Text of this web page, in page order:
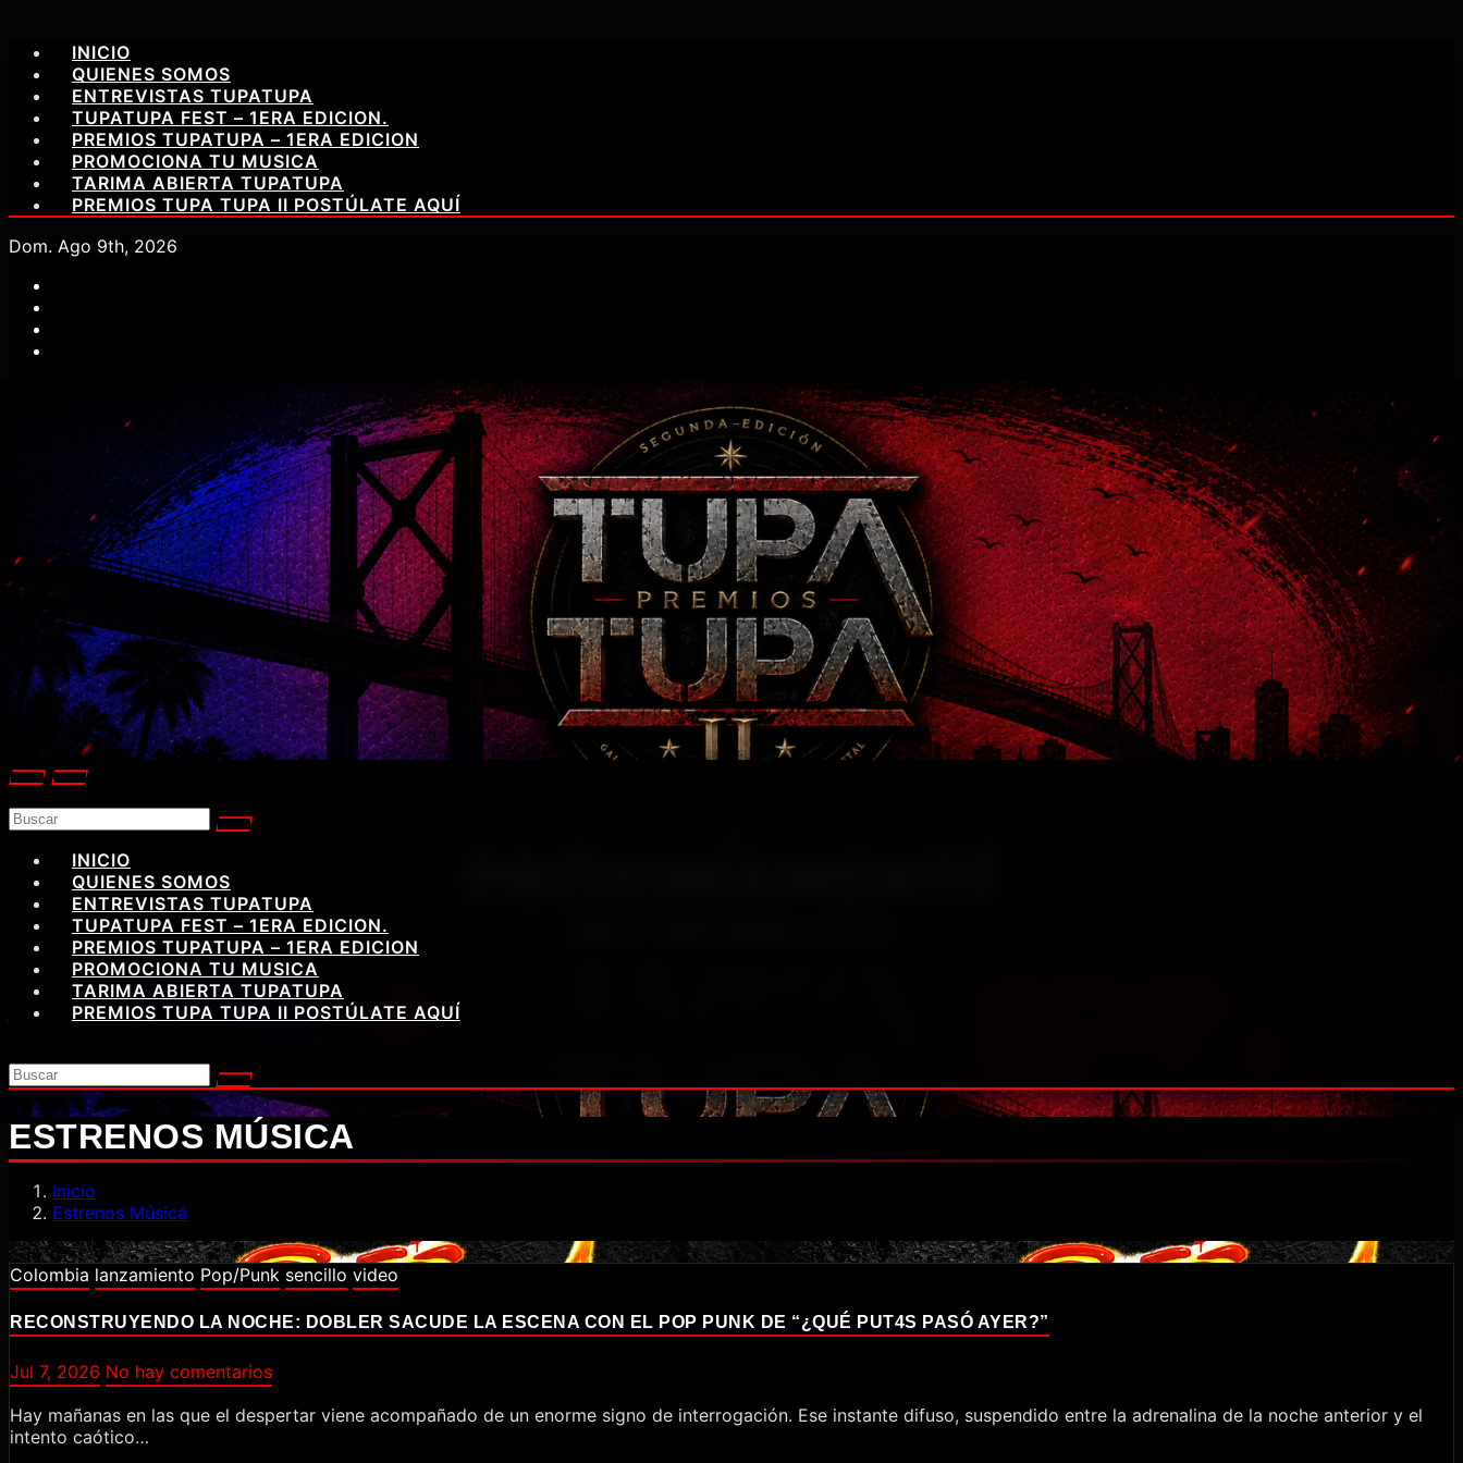
contenido
INICIO
QUIENES SOMOS
ENTREVISTAS TUPATUPA
TUPATUPA FEST – 1ERA EDICION.
PREMIOS TUPATUPA – 1ERA EDICION
PROMOCIONA TU MUSICA
TARIMA ABIERTA TUPATUPA
PREMIOS TUPA TUPA II POSTÚLATE AQUÍ
Dom. Ago 9th, 2026
INICIO
QUIENES SOMOS
ENTREVISTAS TUPATUPA
TUPATUPA FEST – 1ERA EDICION.
PREMIOS TUPATUPA – 1ERA EDICION
PROMOCIONA TU MUSICA
TARIMA ABIERTA TUPATUPA
PREMIOS TUPA TUPA II POSTÚLATE AQUÍ
ESTRENOS MÚSICA
Inicio
Estrenos Música
Colombia lanzamiento Pop/Punk sencillo video
RECONSTRUYENDO LA NOCHE: DOBLER SACUDE LA ESCENA CON EL POP PUNK DE “¿QUÉ PUT4S PASÓ AYER?”
Jul 7, 2026 No hay comentarios
Hay mañanas en las que el despertar viene acompañado de un enorme signo de interrogación. Ese instante difuso, suspendido entre la adrenalina de la noche anterior y el
intento caótico…